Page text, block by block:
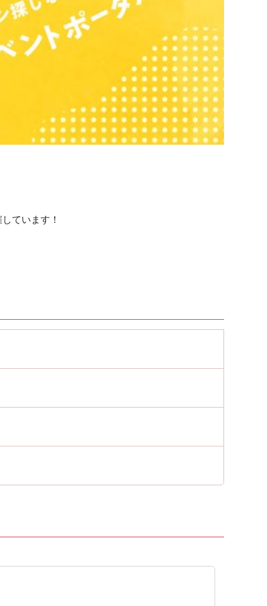
ています！